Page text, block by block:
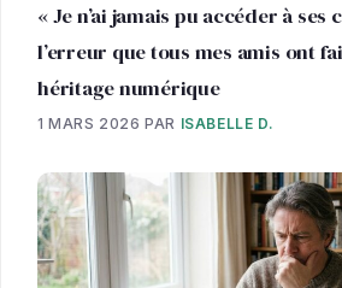
« Je n’ai jamais pu accéder à ses
l’erreur que tous mes amis ont
héritage numérique
1 MARS 2026 PAR ISABELLE D.